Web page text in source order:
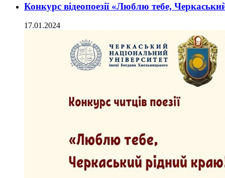
Конкурс відеопоезії «Люблю тебе,
17.01.2024